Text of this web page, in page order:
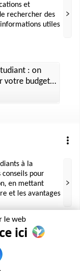
et
rechercher des
utiles
: on
votre budget
surprises)
à la
pour
en mettant
et les avantages
le web
ici